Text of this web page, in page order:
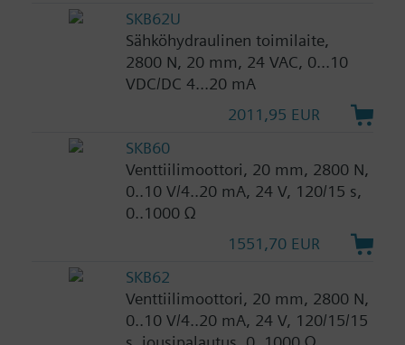
SKB62U
Sähköhydraulinen toimilaite,
2800 N, 20 mm, 24 VAC, 0...10
VDC/DC 4...20 mA
2011,95 EUR
SKB60
Venttiilimoottori, 20 mm, 2800 N,
0..10 V/4..20 mA, 24 V, 120/15 s,
0..1000 Ω
1551,70 EUR
SKB62
Venttiilimoottori, 20 mm, 2800 N,
0..10 V/4..20 mA, 24 V, 120/15/15